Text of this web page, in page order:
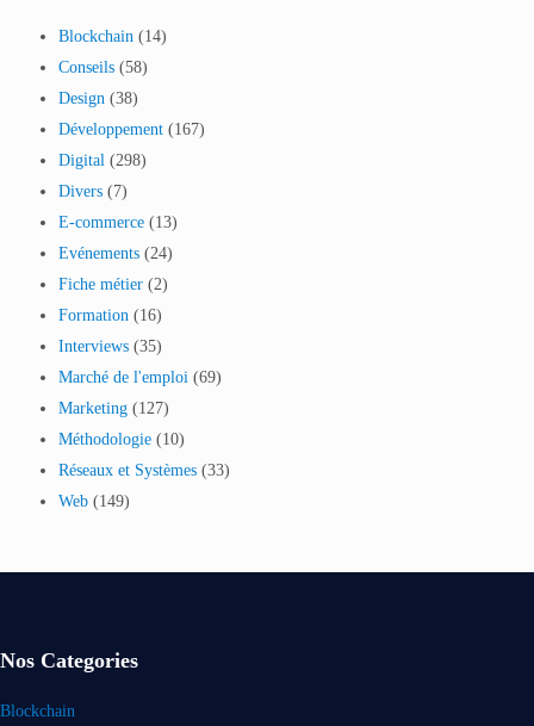
Blockchain (14)
Conseils (58)
Design (38)
Développement (167)
Digital (298)
Divers (7)
E-commerce (13)
Evénements (24)
Fiche métier (2)
Formation (16)
Interviews (35)
Marché de l'emploi (69)
Marketing (127)
Méthodologie (10)
Réseaux et Systèmes (33)
Web (149)
Nos Categories
Blockchain